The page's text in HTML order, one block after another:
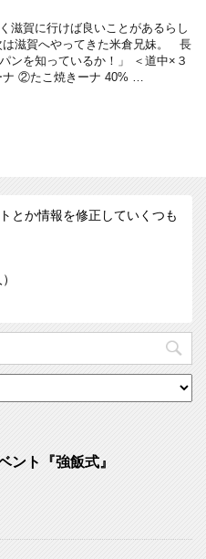
滋賀に行けば良いことがあるらし
は滋賀へやってきた米倉兄妹。 長
ンを知っているか！」 ＜道中×３
ナ ②たこ焼きーナ 40% …
とか情報を修正していくつも
ント『強飯式』